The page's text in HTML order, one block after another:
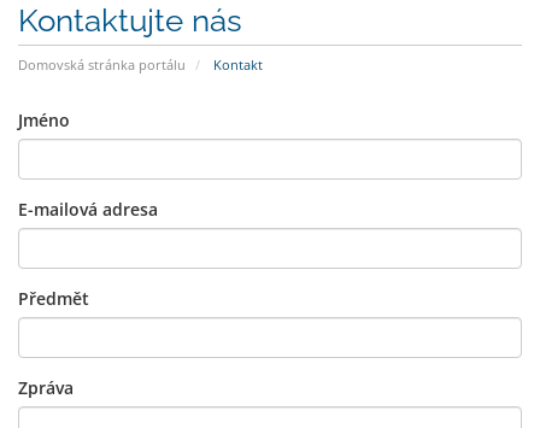
Kontaktujte nás
Domovská stránka portálu Kontakt
Jméno
E-mailová adresa
Předmět
Zpráva